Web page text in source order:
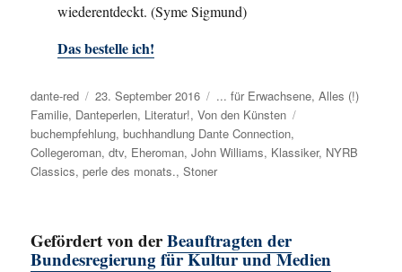
wiederentdeckt. (Syme Sigmund)
Das bestelle ich!
Autor
dante-red
Veröffentlicht
am
23. September 2016 Kategorien
... für Erwachsene,Alles (!)
Familie, Danteperlen, Literatur!,Von den Künsten
buchempfehlung,buchhandlung Dante Connection,
Collegeroman,dtv, Eheroman,John Williams, Klassiker, NYRB
Classics,perle des monats.,Stoner
Gefördert von derBeauftragten der
Bundesregierung für Kultur und Medien